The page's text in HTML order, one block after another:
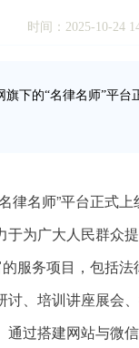
时间：2025-10-24
旗下的“名律名师”平台
律名师”平台正式
为广大人民群众
服务项目，包括
讨、培训讲座展会
通过搭建网站与微